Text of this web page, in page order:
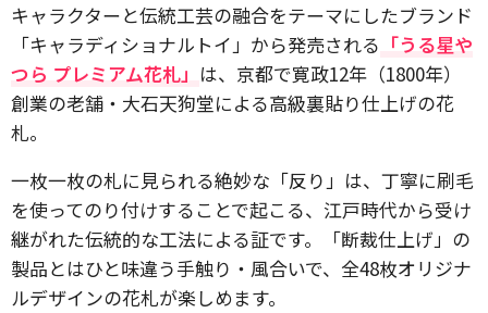
キャラクターと伝統工芸の融合をテーマにしたブランド
「キャラディショナルトイ」から発売される 「うる星や
つら プレミアム花札」 は、京都で寛政12年（1800年）
創業の老舗・大石天狗堂による高級裏貼り仕上げの花
札。
一枚一枚の札に見られる絶妙な「反り」は、丁寧に刷毛
を使ってのり付けすることで起こる、江戸時代から受け
継がれた伝統的な工法による証です。「断裁仕上げ」の
製品とはひと味違う手触り・風合いで、全48枚オリジナ
ルデザインの花札が楽しめます。